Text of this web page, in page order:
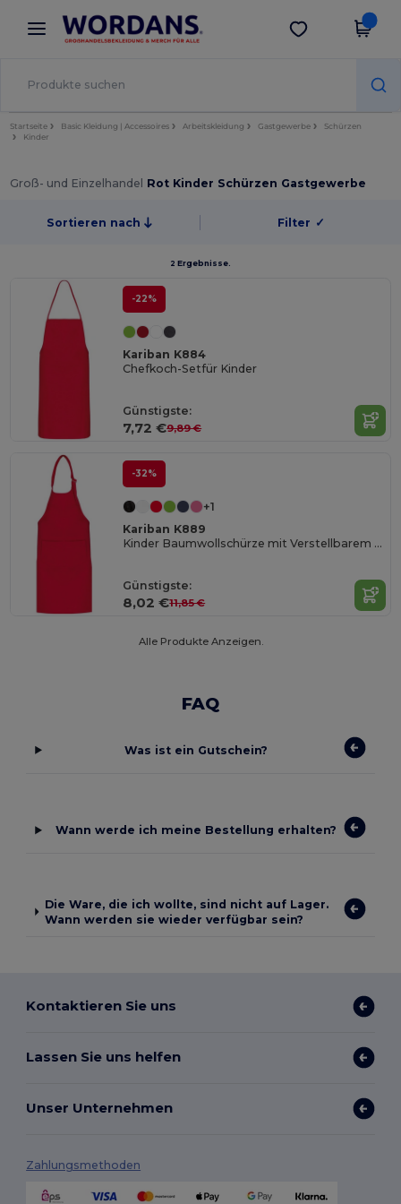
× Wordans App
Bessere Preise in der App!
App holen
Startseite Basic Kleidung | Accessoires Arbeitskleidung Gastgewerbe
Schürzen
Kinder
Groß- und Einzelhandel Rot Kinder Schürzen Gastgewerbe
Sortieren nach Filter ✓
2 Ergebnisse.
-22%
Kariban K884
Chefkoch-Setfür Kinder
Günstigste:
7,72 €9,89 €
-32%
+1
Kariban K889
Kinder Baumwollschürze mit Verstellbarem Nackengurt
Günstigste:
8,02 €11,85 €
Alle Produkte Anzeigen.
FAQ
Was ist ein Gutschein?
Wann werde ich meine Bestellung erhalten?
Die Ware, die ich wollte, sind nicht auf Lager.
Wann werden sie wieder verfügbar sein?
Kontaktieren Sie uns
Lassen Sie uns helfen
Unser Unternehmen
Zahlungsmethoden